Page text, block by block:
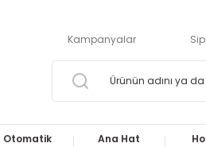
Kampanyalar
Otomatik
Ana Hat